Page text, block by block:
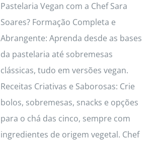
Pastelaria Vegan com a Chef Sara
Soares? Formação Completa e
Abrangente: Aprenda desde as bases
da pastelaria até sobremesas
clássicas, tudo em versões vegan.
Receitas Criativas e Saborosas: Crie
bolos, sobremesas, snacks e opções
para o chá das cinco, sempre com
ingredientes de origem vegetal. Chef